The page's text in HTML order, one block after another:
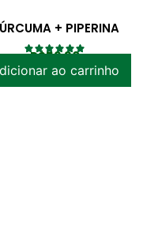
+ PIPERINA
R$52.30
ao carrinho